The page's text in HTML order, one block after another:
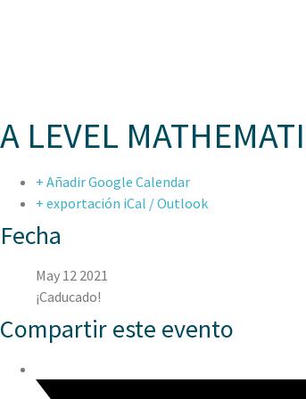
A LEVEL
+ Añadir Google Calendar
+ exportación iCal / Outlook
Fecha
May 12 2021
¡Caducado!
Compartir este evento